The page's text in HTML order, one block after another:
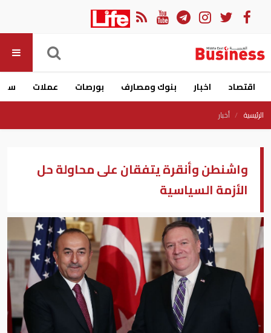
اقتصاد اخبار بنوك ومصارف بورصات عملات
الرئيسية أخبار
واشنطن وأنقرة يتفقان على محاولة حل
الأزمة السياسية